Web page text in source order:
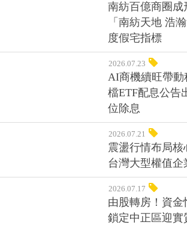
南紡百億商圈成
「南紡天地 浩
度假宅指標
2026.07.23
AI商機續旺帶動
檔ETF配息公告
位除息
2026.07.21
震盪行情布局核
台灣大型權值企
2026.07.17
由股轉房！資
鎖定中正區迎實